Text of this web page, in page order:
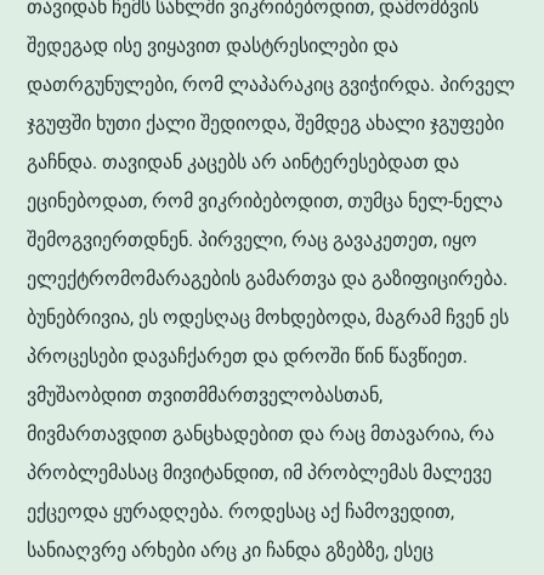
თავიდან ჩემს სახლში ვიკრიბებოდით, დამომბვის
შედეგად ისე ვიყავით დასტრესილები და
დათრგუნულები, რომ ლაპარაკიც გვიჭირდა. პირველ
ჯგუფში ხუთი ქალი შედიოდა, შემდეგ ახალი ჯგუფები
გაჩნდა. თავიდან კაცებს არ აინტერესებდათ და
ეცინებოდათ, რომ ვიკრიბებოდით, თუმცა ნელ-ნელა
შემოგვიერთდნენ. პირველი, რაც გავაკეთეთ, იყო
ელექტრომომარაგების გამართვა და გაზიფიცირება.
ბუნებრივია, ეს ოდესღაც მოხდებოდა, მაგრამ ჩვენ ეს
პროცესები დავაჩქარეთ და დროში წინ წავწიეთ.
ვმუშაობდით თვითმმართველობასთან,
მივმართავდით განცხადებით და რაც მთავარია, რა
პრობლემასაც მივიტანდით, იმ პრობლემას მალევე
ექცეოდა ყურადღება. როდესაც აქ ჩამოვედით,
სანიაღვრე არხები არც კი ჩანდა გზებზე, ესეც